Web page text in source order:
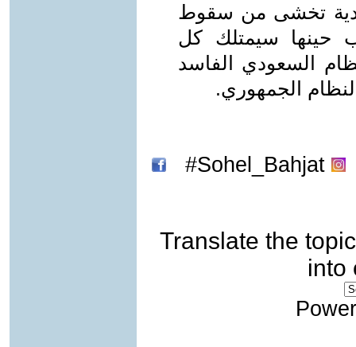
تخشى من سقوط
حينها سيمتلك كل
السعودي الفاسد
الجمهوري.
Sohel_Bahjat#
Translate the topic
into